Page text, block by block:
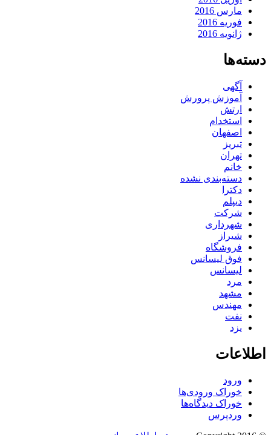
مارس 2016
فوریه 2016
ژانویه 2016
دسته‌ها
آگهی
آموزش پرورش
ارتش
استخدام
اصفهان
تبریز
تهران
خانم
دسته‌بندی نشده
دکترا
دیپلم
شرکت
شهرداری
شیراز
فروشگاه
فوق لیسانس
لیسانس
مرد
مشهد
مهندس
نفت
یزد
اطلاعات
ورود
خوراک ورودی‌ها
خوراک دیدگاه‌ها
وردپرس